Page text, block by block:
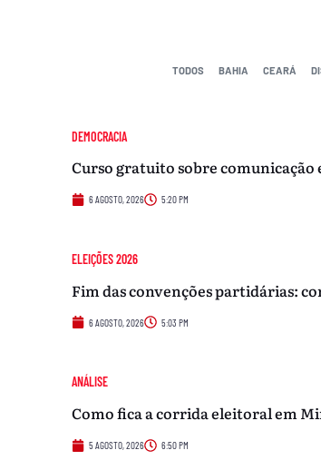
BAHIA CEARÁ
TODOS
DEMOCRACIA
Curso gratuito sobre comunicação
6 AGOSTO, 2026 5:20 PM
ELEIÇÕES 2026
Fim das convenções partidárias:
6 AGOSTO, 2026 5:03 PM
ANÁLISE
Como fica a corrida eleitoral em
5 AGOSTO, 2026 6:50 PM